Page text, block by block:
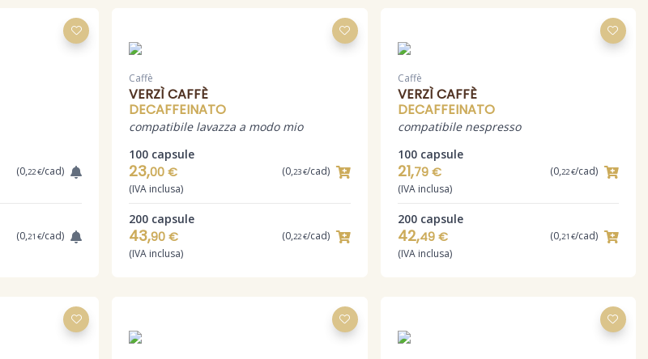
(0,22 €/cad)
(0,21 €/cad)
Caffè
VERZÌ CAFFÈ
DECAFFEINATO
compatibile lavazza a modo mio
100 capsule
23,00 € (0,23 €/cad)
(IVA inclusa)
200 capsule
43,90 € (0,22 €/cad)
(IVA inclusa)
Caffè
VERZÌ CAFFÈ
DECAFFEINATO
compatibile nespresso
100 capsule
21,79 € (0,22 €/cad)
(IVA inclusa)
200 capsule
42,49 € (0,21 €/cad)
(IVA inclusa)